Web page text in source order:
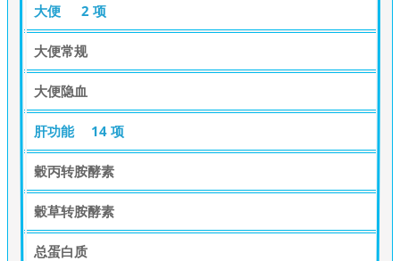
大便 2 项
大便常规
大便隐血
肝功能 14 项
穀丙转胺酵素
穀草转胺酵素
总蛋白质